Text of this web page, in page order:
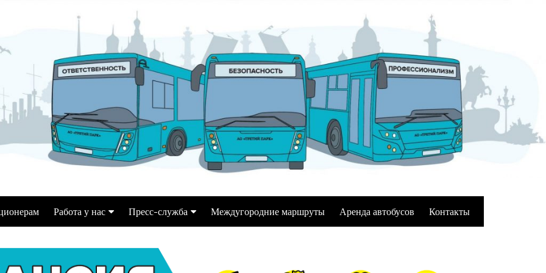
Работа у нас Пресс-служба
Репортажи, статьи,
интервью
Междугородние маршруты Аренда автобусов Контакты